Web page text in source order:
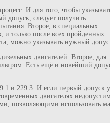
И для того, чтобы
допуск, следует получить
Второе, в специальных
и только после всех пройденных
можно указывать нужный
двигателей. Второе, для
Есть ещё и новейший
и 229.3. И если первый допуск
двигателях
позволяющими использовать